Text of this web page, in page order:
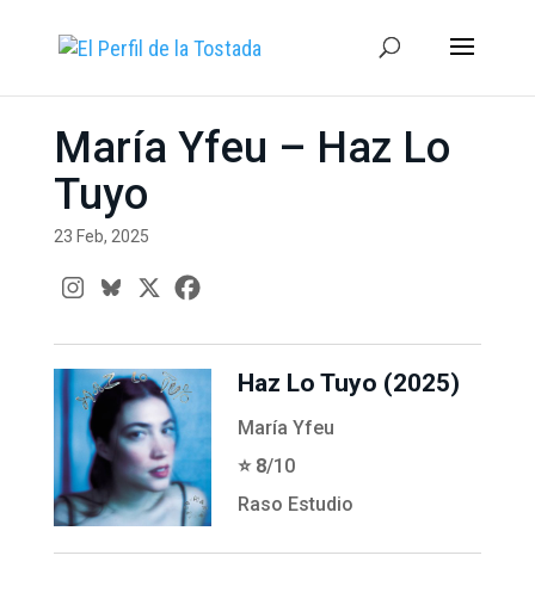
María Yfeu – Haz Lo
Tuyo
23 Feb, 2025
Haz Lo Tuyo (2025)
María Yfeu
⭐️ 8/10
Raso Estudio